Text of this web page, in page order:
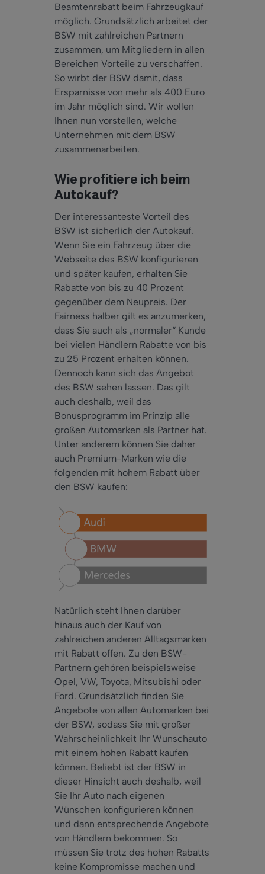
Beamtenrabatt beim Fahrzeugkauf
möglich. Grundsätzlich arbeitet der
BSW mit zahlreichen Partnern
zusammen, um Mitgliedern in allen
Bereichen Vorteile zu verschaffen.
So wirbt der BSW damit, dass
Ersparnisse von mehr als 400 Euro
im Jahr möglich sind. Wir wollen
Ihnen nun vorstellen, welche
Unternehmen mit dem BSW
zusammenarbeiten.
Wie profitiere ich beim
Autokauf?
Der interessanteste Vorteil des
BSW ist sicherlich der Autokauf.
Wenn Sie ein Fahrzeug über die
Webseite des BSW konfigurieren
und später kaufen, erhalten Sie
Rabatte von bis zu 40 Prozent
gegenüber dem Neupreis. Der
Fairness halber gilt es anzumerken,
dass Sie auch als „normaler“ Kunde
bei vielen Händlern Rabatte von bis
zu 25 Prozent erhalten können.
Dennoch kann sich das Angebot
des BSW sehen lassen. Das gilt
auch deshalb, weil das
Bonusprogramm im Prinzip alle
großen Automarken als Partner hat.
Unter anderem können Sie daher
auch Premium-Marken wie die
folgenden mit hohem Rabatt über
den BSW kaufen:
Natürlich steht Ihnen darüber
hinaus auch der Kauf von
zahlreichen anderen Alltagsmarken
mit Rabatt offen. Zu den BSW-
Partnern gehören beispielsweise
Opel, VW, Toyota, Mitsubishi oder
Ford. Grundsätzlich finden Sie
Angebote von allen Automarken bei
der BSW, sodass Sie mit großer
Wahrscheinlichkeit Ihr Wunschauto
mit einem hohen Rabatt kaufen
können. Beliebt ist der BSW in
dieser Hinsicht auch deshalb, weil
Sie Ihr Auto nach eigenen
Wünschen konfigurieren können
und dann entsprechende Angebote
von Händlern bekommen. So
müssen Sie trotz des hohen Rabatts
keine Kompromisse machen und